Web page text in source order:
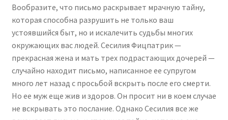
Вообразите, что письмо раскрывает мрачную тайну,
которая способна разрушить не только ваш
устоявшийся быт, но и искалечить судьбы многих
окружающих вас людей. Сесилия Фицпатрик —
прекрасная жена и мать трех подрастающих дочерей —
случайно находит письмо, написанное ее супругом
много лет назад с просьбой вскрыть после его смерти.
Но ее муж еще жив и здоров. Он просит ни в коем случае
не вскрывать это послание. Однако Сесилия все же